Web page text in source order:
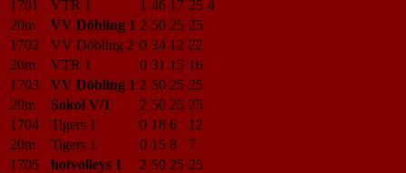
1701 VTR 1 1 46 17 25 4
20m
VV Döbling 1 2 50 25 25
1702
VV Döbling 2 0 34 12 22
20m
VTR 1 0 31 15 16
1703
VV Döbling 1 2 50 25 25
20m
Sokol V/1 2 50 25 25
1704
Tigers 1 0 18 6
12
20m
Tigers 1 0 15 8
7
1705
hotvolleys 1 2 50 25 25